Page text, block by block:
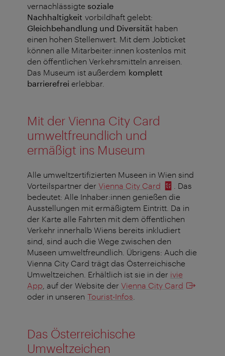
vernachlässigte soziale
Nachhaltigkeit vorbildhaft gelebt:
Gleichbehandlung und Diversität haben
einen hohen Stellenwert. Mit dem Jobticket
können alle Mitarbeiter:innen kostenlos mit
den öffentlichen Verkehrsmitteln anreisen.
Das Museum ist außerdem komplett
barrierefrei erlebbar.
Mit der Vienna City Card
umweltfreundlich und
ermäßigt ins Museum
Alle umweltzertifizierten Museen in Wien sind
Vorteilspartner der Vienna City Card
. Das
bedeutet: Alle Inhaber:innen genießen die
Ausstellungen mit ermäßigtem Eintritt. Da in
der Karte alle Fahrten mit dem öffentlichen
Verkehr innerhalb Wiens bereits inkludiert
sind, sind auch die Wege zwischen den
Museen umweltfreundlich. Übrigens: Auch die
Vienna City Card trägt das Österreichische
Umweltzeichen. Erhältlich ist sie in der ivie
App , auf der Website der Vienna City Card
oder in unseren Tourist-Infos
Das Österreichische
Umweltzeichen